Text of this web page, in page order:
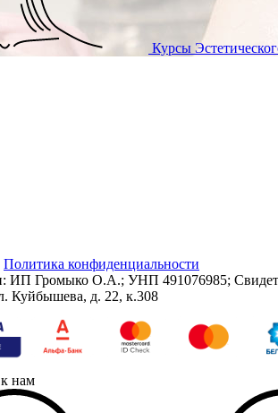
Курсы
Политика конфиденциальности
ИП Громыко О.А.; УНП 491076985;
Куйбышева, д. 22, к.308
нам